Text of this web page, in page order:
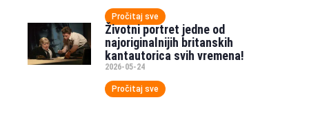
Pročitaj sve
Životni portret jedne od
najoriginalnijih britanskih
kantautorica svih vremena!
2026-05-24
Pročitaj sve